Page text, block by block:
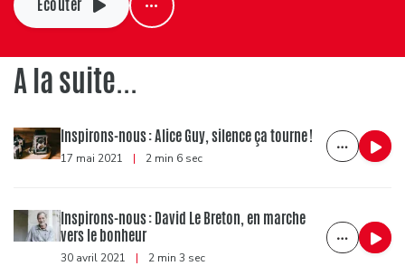
Ecouter
A la suite...
Inspirons-nous : Alice Guy, silence ça tourne !
17 mai 2021 | 2 min 6 sec
Inspirons-nous : David Le Breton, en marche
vers le bonheur
30 avril 2021 | 2 min 3 sec